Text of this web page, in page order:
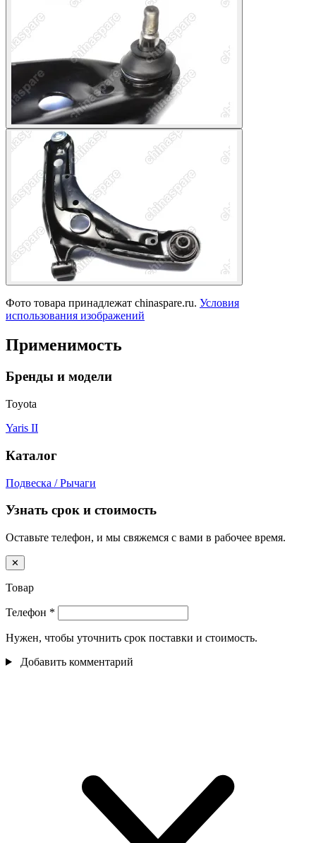
Фото товара принадлежат chinaspare.ru. Условия
использования изображений
Применимость
Бренды и модели
Toyota
Yaris II
Каталог
Подвеска / Рычаги
Узнать срок и стоимость
Оставьте телефон, и мы свяжемся с вами в рабочее время.
✕
Товар
Телефон *
Нужен, чтобы уточнить срок поставки и стоимость.
Добавить комментарий